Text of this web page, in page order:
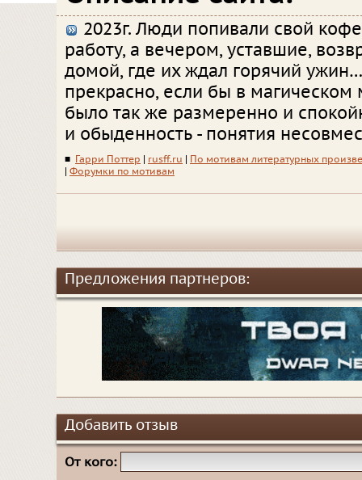
2023г. Люди попивали свой
работу, а вечером, уставшие,
домой, где их ждал горячий
прекрасно, если бы в магическом
было так же размеренно и
и обыденность - понятия
■ Гарри Поттер rusff.ru
По мотивам литературных
Форумки по мотивам
Предложения партнеров:
Добавить отзыв
От кого: